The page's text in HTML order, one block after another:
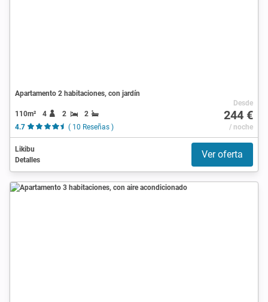
Apartamento 2 habitaciones, con jardín
110m² 4 2
2
4.7
( 10 Reseñas )
Desde
244 €
/ noche
Likibu
Detalles
Ver oferta